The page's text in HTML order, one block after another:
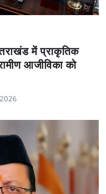
में प्राकृतिक
आजीविका को